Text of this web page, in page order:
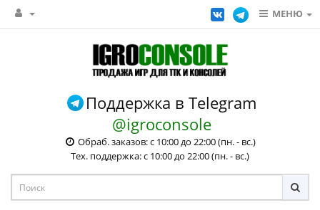
МЕНЮ
Поддержка в Telegram
@igroconsole
Обраб. заказов: с 10:00 до 22:00 (пн. - вс.)
Тех. поддержка: с 10:00 до 22:00 (пн. - вс.)